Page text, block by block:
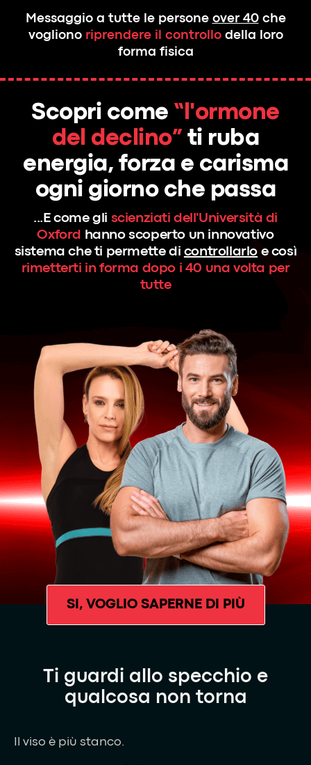
Messaggio a tutte le persone over 40che
vogliono riprendere il controllo della loro
forma fisica
Scopri come “l'ormone
del declino” ti ruba
energia, forza e carisma
ogni giorno che passa
...E come gli scienziati dell'Università di
Oxford
hanno scoperto un innovativo
sistema che ti permette di controllarlo e così
rimetterti in forma dopo i 40 una volta per
tutte
SI, VOGLIO SAPERNE DI PIÙ
Ti guardi allo specchio e
qualcosa non torna
Il viso è più stanco.